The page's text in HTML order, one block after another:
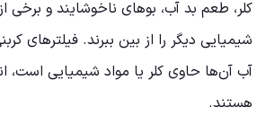
کلر، طعم بد آب، بوهای ناخوشایند و برخی
شیمیایی دیگر را از بین ببرند. فیلترهای
آب آن‌ها حاوی کلر یا مواد شیمیایی است،
هستند.